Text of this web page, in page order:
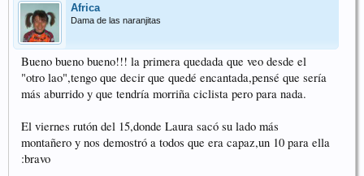
Africa
Dama de las naranjitas
Bueno bueno bueno!!! la primera quedada que veo desde el
"otro lao",tengo que decir que quedé encantada,pensé que sería
más aburrido y que tendría morriña ciclista pero para nada.
El viernes rutón del 15,donde Laura sacó su lado más
montañero y nos demostró a todos que era capaz,un 10 para ella
:bravo